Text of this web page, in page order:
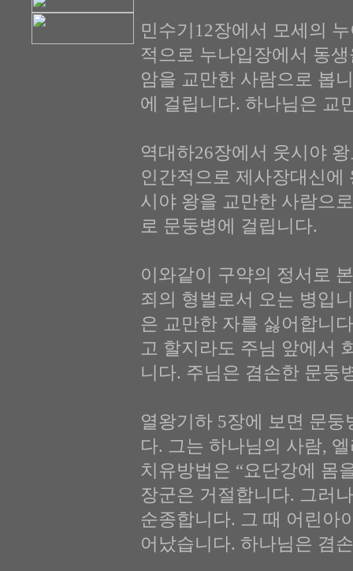
민수기12장에서 모세의
적으로 누나입장에서 동
암을 교만한 사람으로 봅
에 걸립니다. 하나님은 교
역대하26장에서 웃시야
인간적으로 제사장대신에
시야 왕을 교만한 사람으
로 문둥병에 걸립니다.
이와같이 구약의 정서로
죄의 형벌로서 오는 병입
은 교만한 자를 싫어합니
고 할지라도 주님 앞에서
니다. 주님은 겸손한 문둥
열왕기하 5장에 보면 문
다. 그는 하나님의 사람,
치유방법은 “요단강에 몸
장군은 거절합니다. 그러
순종합니다. 그 때 어린아
어났습니다. 하나님은 겸